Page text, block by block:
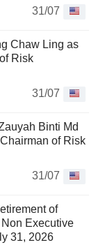
31/07
Chaw Ling as
Risk
31/07
Binti Md
of Risk
31/07
of
Executive
31, 2026